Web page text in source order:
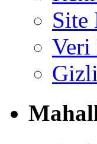
Site
Veri